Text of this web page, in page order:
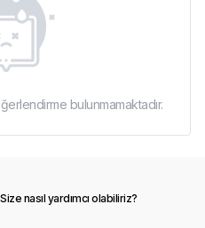
bulunmamaktadır.
Size nasıl yardımcı olabiliriz?